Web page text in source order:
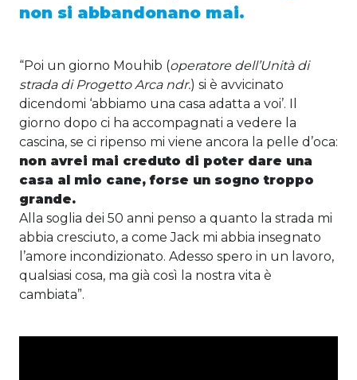
non si abbandonano mai.
“Poi un giorno Mouhib (operatore dell’Unità di
strada di Progetto Arca ndr.) si è avvicinato
dicendomi ‘abbiamo una casa adatta a voi’. Il
giorno dopo ci ha accompagnati a vedere la
cascina, se ci ripenso mi viene ancora la pelle d’oca:
non avrei mai creduto di poter dare una
casa al mio cane, forse un sogno troppo
grande.
Alla soglia dei 50 anni penso a quanto la strada mi
abbia cresciuto, a come Jack mi abbia insegnato
l’amore incondizionato. Adesso spero in un lavoro,
qualsiasi cosa, ma già così la nostra vita è
cambiata”.